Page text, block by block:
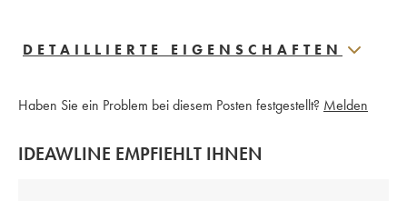
DETAILLIERTE EIGENSCHAFTEN
Haben Sie ein Problem bei diesem Posten festgestellt? Melden
IDEAWLINE EMPFIEHLT IHNEN